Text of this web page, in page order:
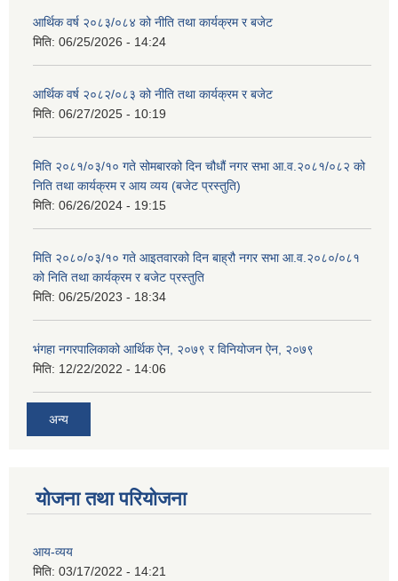
आर्थिक वर्ष २०८३/०८४ को नीति तथा कार्यक्रम र बजेट
मिति: 06/25/2026 - 14:24
आर्थिक वर्ष २०८२/०८३ को नीति तथा कार्यक्रम र बजेट
मिति: 06/27/2025 - 10:19
मिति २०८१/०३/१० गते सोमबारको दिन चौधौं नगर सभा आ.व.२०८१/०८२ को
निति तथा कार्यक्रम र आय व्यय (बजेट प्रस्तुति)
मिति: 06/26/2024 - 19:15
मिति २०८०/०३/१० गते आइतवारको दिन बाह्रौ नगर सभा आ.व.२०८०/०८१
को निति तथा कार्यक्रम र बजेट प्रस्तुति
मिति: 06/25/2023 - 18:34
भंगहा नगरपालिकाको आर्थिक ऐन, २०७९ र विनियोजन ऐन, २०७९
मिति: 12/22/2022 - 14:06
अन्य
योजना तथा परियोजना
आय-व्यय
मिति: 03/17/2022 - 14:21